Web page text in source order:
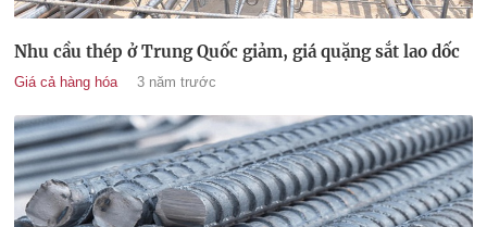
Nhu cầu thép ở Trung Quốc giảm, giá quặng sắt lao dốc
Giá cả hàng hóa 3 năm trước